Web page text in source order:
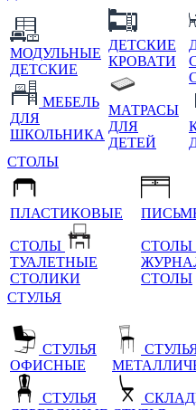
МОДУЛЬНЫЕ
ДЕТСКИЕ
МЕБЕЛЬ
ДЛЯ
ШКОЛЬНИКА
ДЕТСКИЕ
КРОВАТИ
МАТРАСЫ
ДЛЯ
ДЕТЕЙ
СТОЛЫ
ПЛАСТИКОВЫЕ
СТОЛЫ
ТУАЛЕТНЫЕ
СТОЛИКИ
СТОЛЫ
СТОЛЫ
СТУЛЬЯ
СТУЛЬЯ
ОФИСНЫЕ
СТУЛЬЯ